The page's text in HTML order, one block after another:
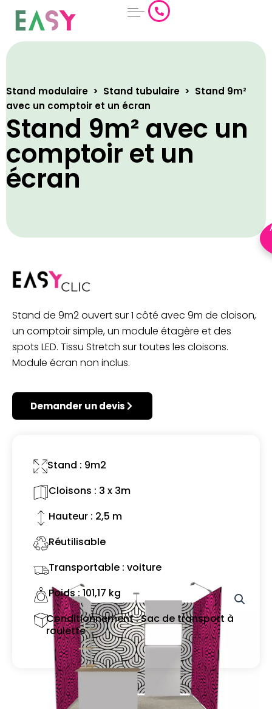
Stand modulaire > Stand tubulaire > Stand 9m²
avec un comptoir et un écran
Stand 9m² avec un
comptoir et un
écran
Stand de 9m2 ouvert sur 1 côté avec 9m de cloison,
un comptoir simple, un module étagère et des
spots LED. Tissu Stretch sur toutes les cloisons.
Module écran non inclus.
Demander un devis
Stand : 9m2
Cloisons : 3 x 3m
Hauteur : 2,5 m
Réutilisable
Transportable : voiture
Poids : 101,17 kg
Conditionnement : Sac de transport à
roulette